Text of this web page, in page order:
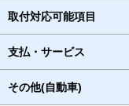
取付対応可能項目
支払・サービス
その他(自動車)